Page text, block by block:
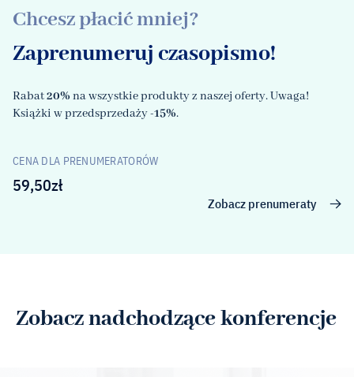
Chcesz płacić mniej?
Zaprenumeruj czasopismo!
Rabat20% na wszystkie produkty z naszej oferty. Uwaga!
Książki w przedsprzedaży-15%.
CENA DLA PRENUMERATORÓW
59,50zł
Zobacz prenumeraty
Zobacz nadchodzące konferencje